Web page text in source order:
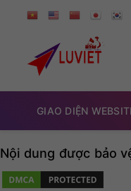
GIAO DIỆN
Nội dung được bảo